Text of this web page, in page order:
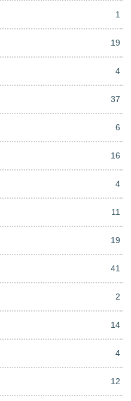
1
19
4
37
6
16
4
11
19
41
2
14
4
12